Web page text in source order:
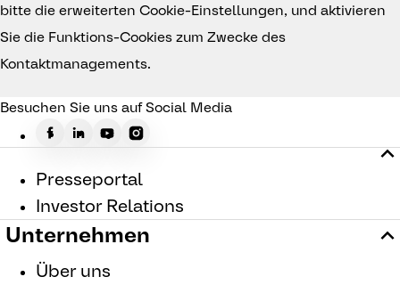
bitte die erweiterten Cookie-Einstellungen, und aktivieren
Sie die Funktions-Cookies zum Zwecke des
Kontaktmanagements.
Besuchen Sie uns auf Social Media
Presseportal
Investor Relations
Unternehmen
Über uns